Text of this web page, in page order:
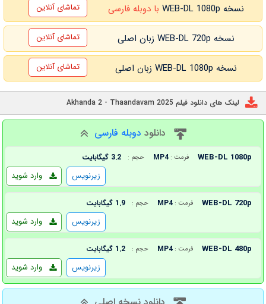
نسخه WEB-DL 1080p با دوبله فارسی تماشای آنلاین
نسخه WEB-DL 720p زبان اصلی تماشای آنلاین
نسخه WEB-DL 1080p زبان اصلی تماشای آنلاین
لینک های دانلود فیلم Akhanda 2 - Thaandavam 2025
دانلود دوبله فارسی
WEB-DL 1080p فرمت : MP4 حجم : 3.2 گیگابایت
وارد شوید زیرنویس
WEB-DL 720p فرمت : MP4 حجم : 1.9 گیگابایت
وارد شوید زیرنویس
WEB-DL 480p فرمت : MP4 حجم : 1.2 گیگابایت
وارد شوید زیرنویس